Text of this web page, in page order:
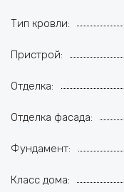
Тип кровли:
Пристрой:
Отделка:
Отделка фасада:
Фундамент:
Класс дома: